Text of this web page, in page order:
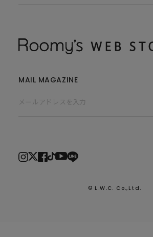
MAIL MAGAZINE
© L.W.C. Co.,Ltd.